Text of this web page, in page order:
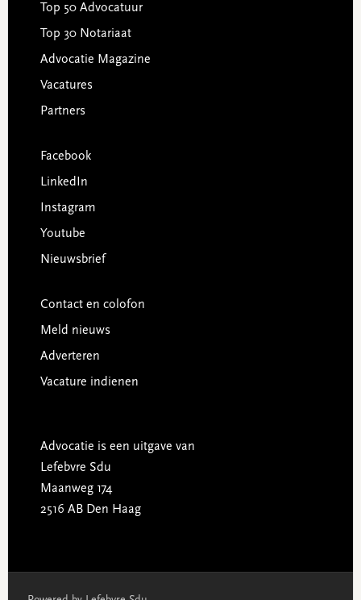
Top 50 Advocatuur
Top 30 Notariaat
Advocatie Magazine
Vacatures
Partners
Facebook
LinkedIn
Instagram
Youtube
Nieuwsbrief
Contact en colofon
Meld nieuws
Adverteren
Vacature indienen
Advocatie is een uitgave van
Lefebvre Sdu
Maanweg 174
2516 AB Den Haag